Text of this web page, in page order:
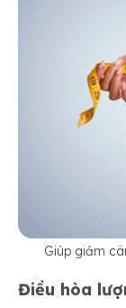
Giúp giảm
Điều hòa